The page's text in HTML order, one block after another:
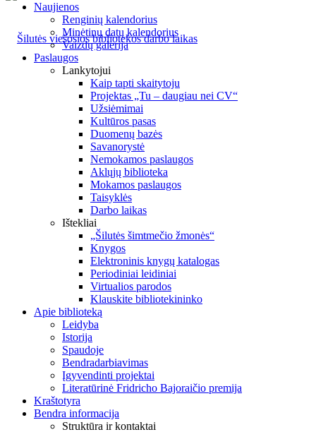
Naujienos
Renginių kalendorius
Minėtinų datų kalendorius
Vaizdų galerija
Paslaugos
Lankytojui
Kaip tapti skaitytoju
Projektas „Tu – daugiau nei CV“
Užsiėmimai
Kultūros pasas
Duomenų bazės
Savanorystė
Nemokamos paslaugos
Aklųjų biblioteka
Mokamos paslaugos
Taisyklės
Darbo laikas
Ištekliai
„Šilutės šimtmečio žmonės“
Knygos
Elektroninis knygų katalogas
Periodiniai leidiniai
Virtualios parodos
Klauskite bibliotekininko
Apie biblioteką
Leidyba
Istorija
Spaudoje
Bendradarbiavimas
Įgyvendinti projektai
Literatūrinė Fridricho Bajoraičio premija
Kraštotyra
Bendra informacija
Struktūra ir kontaktai